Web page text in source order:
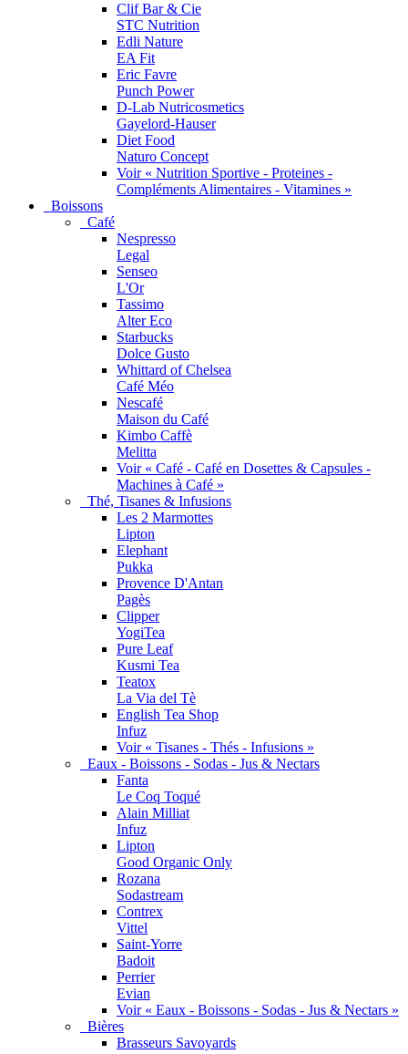
Clif Bar & Cie
STC Nutrition
Edli Nature
EA Fit
Eric Favre
Punch Power
D-Lab Nutricosmetics
Gayelord-Hauser
Diet Food
Naturo Concept
Voir « Nutrition Sportive - Proteines -
Compléments Alimentaires - Vitamines »
Boissons
Café
Nespresso
Legal
Senseo
L'Or
Tassimo
Alter Eco
Starbucks
Dolce Gusto
Whittard of Chelsea
Café Méo
Nescafé
Maison du Café
Kimbo Caffè
Melitta
Voir « Café - Café en Dosettes & Capsules -
Machines à Café »
Thé, Tisanes & Infusions
Les 2 Marmottes
Lipton
Elephant
Pukka
Provence D'Antan
Pagès
Clipper
YogiTea
Pure Leaf
Kusmi Tea
Teatox
La Via del Tè
English Tea Shop
Infuz
Voir « Tisanes - Thés - Infusions »
Eaux - Boissons - Sodas - Jus & Nectars
Fanta
Le Coq Toqué
Alain Milliat
Infuz
Lipton
Good Organic Only
Rozana
Sodastream
Contrex
Vittel
Saint-Yorre
Badoit
Perrier
Evian
Voir « Eaux - Boissons - Sodas - Jus & Nectars »
Bières
Brasseurs Savoyards